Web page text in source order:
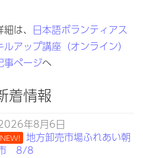
細は、 日本語ボランティアス
ルアップ講座（オンライン）
事ページへ
着情報
年8月6日
NEW! 地方卸売市場ふれあい朝
8/8